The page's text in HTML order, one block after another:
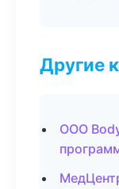
Другие
ООО